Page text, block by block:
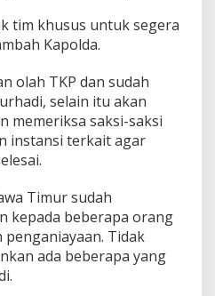
tim khusus untuk segera
Kapolda.
olah TKP dan sudah
selain itu akan
memeriksa saksi-saksi
instansi terkait agar
Timur sudah
kepada beberapa orang
Tidak
ada beberapa yang